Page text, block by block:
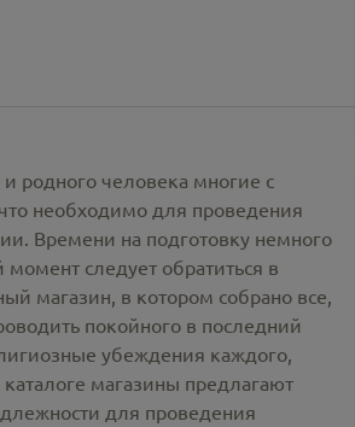
родного человека многие с
необходимо для проведения
Времени на подготовку немного
следует обратиться в
магазин, в котором собрано все,
покойного в последний
убеждения каждого,
магазины предлагают
для проведения